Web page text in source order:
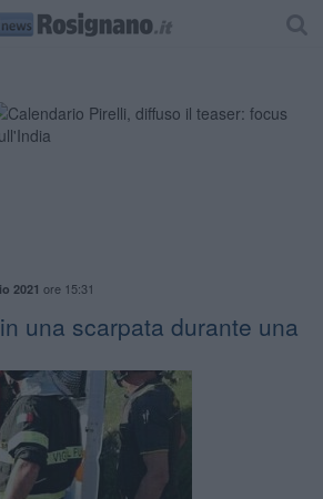
2021 ore 15:31
una scarpata durante una